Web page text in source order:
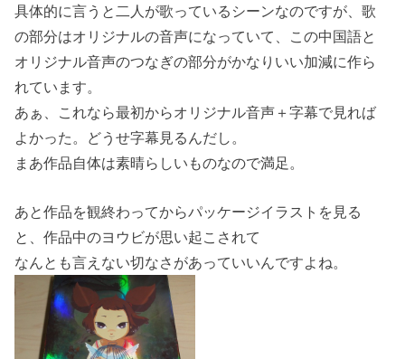
具体的に言うと二人が歌っているシーンなのですが、歌
の部分はオリジナルの音声になっていて、この中国語と
オリジナル音声のつなぎの部分がかなりいい加減に作ら
れています。
あぁ、これなら最初からオリジナル音声＋字幕で見れば
よかった。どうせ字幕見るんだし。
まあ作品自体は素晴らしいものなので満足。
あと作品を観終わってからパッケージイラストを見る
と、作品中のヨウビが思い起こされて
なんとも言えない切なさがあっていいんですよね。